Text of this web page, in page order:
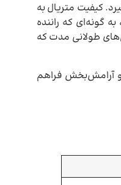
کیفیت متریال به
گونه‌ای که راننده
طولانی مدت که
و آرامش‌بخش فراهم